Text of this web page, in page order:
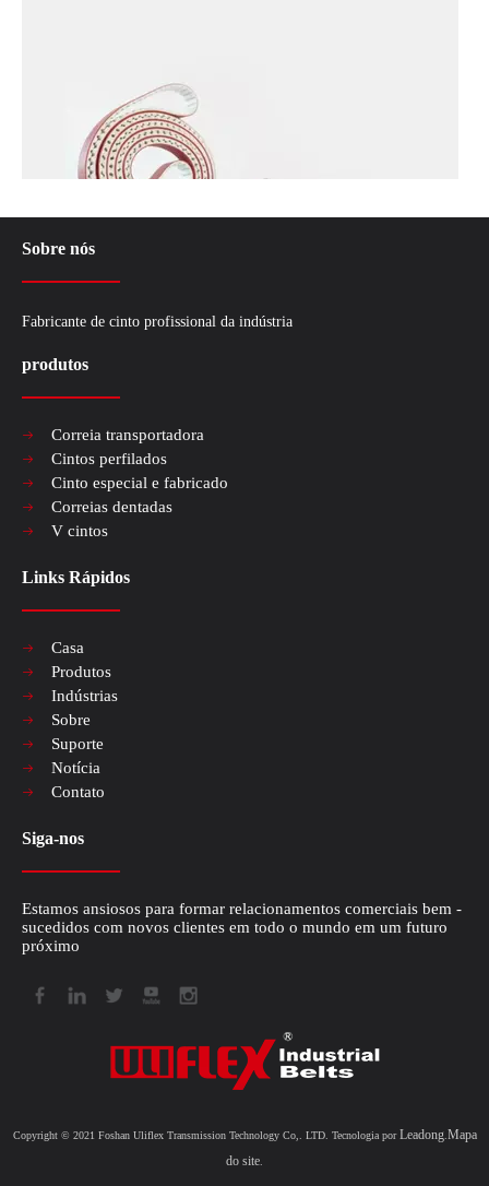
No mundo intrincado da mecânica automotiva, a correia dentada é um
Explorando a eficiência e a durabilidade dos cintos de tempo de poliuretano
No domínio dos sistemas mecânicos, a significância de uma correia
Sobre nós
Fabricante de cinto profissional da indústria
produtos
Correia transportadora
Cintos perfilados
Cinto especial e fabricado
Correias dentadas
V cintos
Links Rápidos
Casa
Produtos
Indústrias
Sobre
Suporte
Notícia
Contato
Siga-nos
Estamos ansiosos para formar relacionamentos comerciais bem -
sucedidos com novos clientes em todo o mundo em um futuro
próximo
Copyright © 2021 Foshan Uliflex Transmission Technology Co,. LTD. Tecnologia porLeadong. Mapa
do site